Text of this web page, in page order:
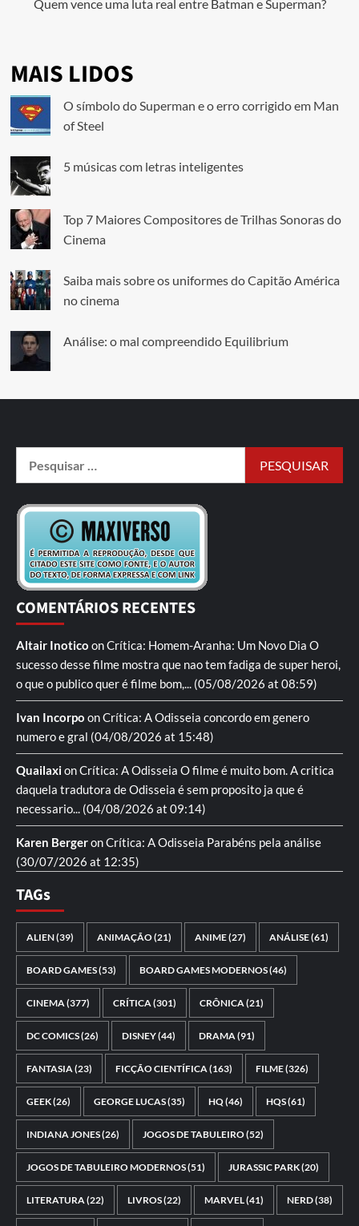
Quem vence uma luta real entre Batman e Superman?
MAIS LIDOS
O símbolo do Superman e o erro corrigido em Man
of Steel
5 músicas com letras inteligentes
Top 7 Maiores Compositores de Trilhas Sonoras do
Cinema
Saiba mais sobre os uniformes do Capitão América
no cinema
Análise: o mal compreendido Equilibrium
COMENTÁRIOS RECENTES
Altair Inotico onCrítica: Homem-Aranha: Um Novo Dia O
sucesso desse filme mostra que nao tem fadiga de super heroi,
o que o publico quer é filme bom,... (05/08/2026 at 08:59)
Ivan Incorpo onCrítica: A Odisseia concordo em genero
numero e gral (04/08/2026 at 15:48)
QuailaxionCrítica: A Odisseia O filme é muito bom. A critica
daquela tradutora de Odisseia é sem proposito ja que é
necessario... (04/08/2026 at 09:14)
Karen BergeronCrítica: A Odisseia Parabéns pela análise
(30/07/2026 at 12:35)
TAGs
ALIEN(39) ANIMAÇÃO(21) ANIME(27) ANÁLISE(61)
BOARD GAMES(53) BOARD GAMES MODERNOS(46)
CINEMA(377) CRÍTICA(301) CRÔNICA(21)
DC COMICS(26) DISNEY(44) DRAMA(91)
FANTASIA(23) FICÇÃO CIENTÍFICA(163) FILME(326)
GEEK(26) GEORGE LUCAS(35) HQ(46) HQS(61)
INDIANA JONES(26) JOGOS DE TABULEIRO(52)
JOGOS DE TABULEIRO MODERNOS(51) JURASSIC PARK(20)
LITERATURA(22) LIVROS(22) MARVEL(41) NERD(38)